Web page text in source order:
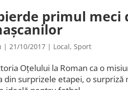
primul
| 21/10/2017| Local, Sport
Oțelului la Roman ca o
din surprizele etapei, o surpriză